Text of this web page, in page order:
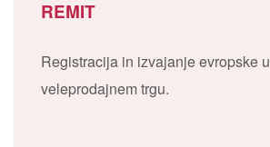
REMIT
Registracija in izvajanje evropske
veleprodajnem trgu.